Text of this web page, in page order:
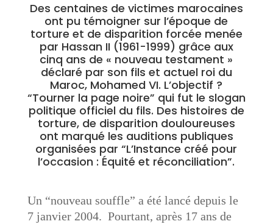
Des centaines de victimes marocaines
ont pu témoigner sur l’époque de
torture et de disparition forcée menée
par Hassan II (1961-1999) grâce aux
cinq ans de « nouveau testament »
déclaré par son fils et actuel roi du
Maroc, Mohamed VI. L’objectif ?
“Tourner la page noire” qui fut le slogan
politique officiel du fils. Des histoires de
torture, de disparition douloureuses
ont marqué les auditions publiques
organisées par “L’Instance créé pour
l’occasion : Équité et réconciliation”.
Un “nouveau souffle” a été lancé depuis le
7 janvier 2004. Pourtant, après 17 ans de